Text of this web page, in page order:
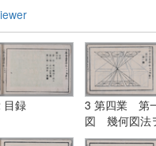
目録
3 第四業 第
図 幾何図法
示ス